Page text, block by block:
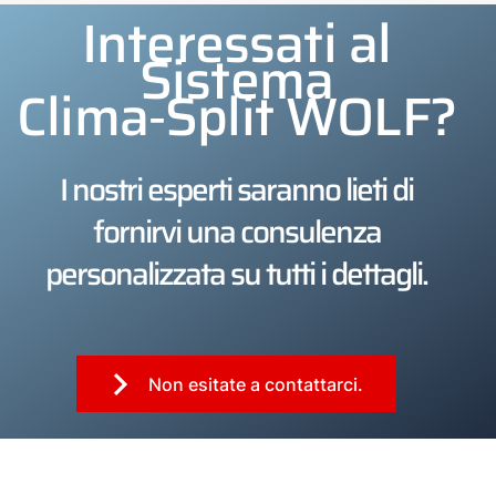
Interessati al
Sistema
Clima‑Split WOLF?
I nostri esperti saranno lieti di
fornirvi una consulenza
personalizzata su tutti i dettagli.
Non esitate a contattarci.